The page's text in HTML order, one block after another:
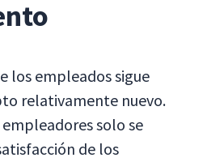
los empleados sigue
relativamente nuevo.
solo se
de los